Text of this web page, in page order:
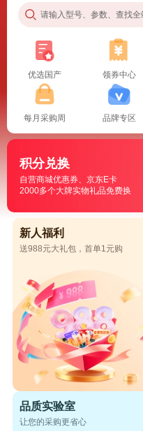
请输入型号、参数、查找
优选国产 领券中心
每月采购周 品牌专区
积分兑换
自营商城优惠券、京东E卡
2000多个大牌实物礼品免费换
新人福利
送988元大礼包，首单1元购
品质实验室
让您的采购更省心